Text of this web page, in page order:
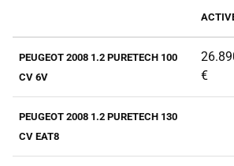
PEUGEOT 2008 1.2 PURETECH 100
CV 6V
€
PEUGEOT 2008 1.2 PURETECH 130
CV EAT8